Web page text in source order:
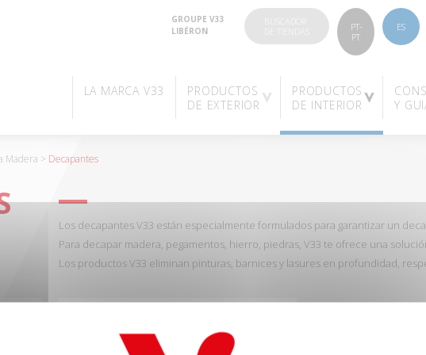
LA MARCA V33
PRODUCTOS
DE EXTERIOR
PRODUCTOS
DE INTERIOR
Y
GROUPE V33
LIBÉRON
PT-
PT
ES
Madera > Decapantes
Los decapantes V33 están especialmente formulados para garantizar un
Para decapar madera, pegamentos, hierro, piedras, V33 te ofrece una
Los productos V33 eliminan pinturas, barnices y lasures en profundidad,